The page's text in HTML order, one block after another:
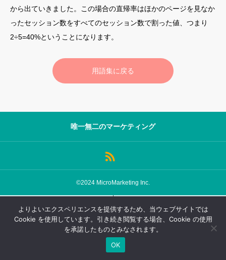
から出ていきました。この場合の直帰率はほかのページを見なか
ったセッション数をすべてのセッション数で割った値、つまり
2÷5=40%ということになります。
用語集に戻る
唯一無二のマーケティング
©2024 MicroMarketing Inc.
ログイン 会員登録
スポンサー登録
サイト会員登録
よくあるご質問
プライバシーポリシー
LINE公式
ホーム
よりよいエクスペリエンスを提供するため、当ウェブサイトでは
Cookie を使用しています。引き続き閲覧する場合、Cookie の使用
を承諾したものとみなされます。
OK